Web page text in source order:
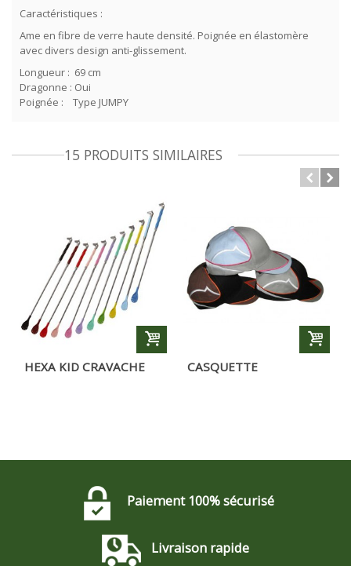
Caractéristiques :
Ame en fibre de verre haute densité. Poignée en élastomère
avec divers design anti-glissement.
Longueur : 69 cm
Dragonne : Oui
Poignée : Type JUMPY
15 PRODUITS SIMILAIRES
HEXA KID CRAVACHE
CASQUETTE
Paiement 100% sécurisé
Livraison rapide